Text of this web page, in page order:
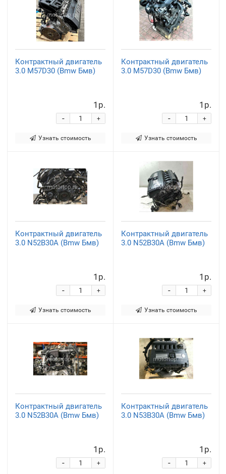
Контрактный двигатель
3.0 M57D30 (Bmw Бмв)
1р.
+
-
Узнать стоимость
Контрактный двигатель
3.0 M57D30 (Bmw Бмв)
1р.
+
-
Узнать стоимость
Контрактный двигатель
3.0 N52B30A (Bmw Бмв)
1р.
+
-
Узнать стоимость
Контрактный двигатель
3.0 N52B30A (Bmw Бмв)
1р.
+
-
Узнать стоимость
Контрактный двигатель
3.0 N52B30A (Bmw Бмв)
1р.
+
-
Контрактный двигатель
3.0 N53B30A (Bmw Бмв)
1р.
+
-